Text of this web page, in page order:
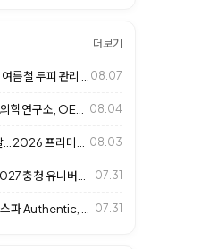
더보기
08.07
K-뷰티 호황... 에코바이오의학연구소, OEM·ODM 사업 확대 08.04
08.03
07.31
07.31